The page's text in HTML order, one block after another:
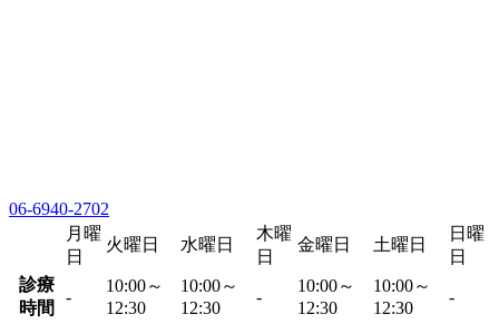
06-6940-2702
月曜
日
火曜日 水曜日
木曜
日
金曜日 土曜日
日曜
日
診療
時間
-
10:00～
12:30
10:00～
12:30
-
10:00～
12:30
10:00～
12:30
-